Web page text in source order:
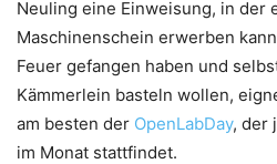
Neuling eine Einweisung, in der
Maschinenschein erwerben
Feuer gefangen haben und
Kämmerlein basteln wollen,
am besten der OpenLabDay, der
im Monat stattfindet.